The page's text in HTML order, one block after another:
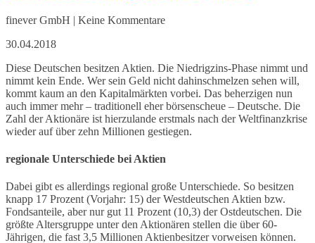
finever GmbH | Keine Kommentare
30.04.2018
Diese Deutschen besitzen Aktien. Die Niedrigzins-Phase nimmt und
nimmt kein Ende. Wer sein Geld nicht dahinschmelzen sehen will,
kommt kaum an den Kapitalmärkten vorbei. Das beherzigen nun
auch immer mehr – traditionell eher börsenscheue – Deutsche. Die
Zahl der Aktionäre ist hierzulande erstmals nach der Weltfinanzkrise
wieder auf über zehn Millionen gestiegen.
regionale Unterschiede bei Aktien
Dabei gibt es allerdings regional große Unterschiede. So besitzen
knapp 17 Prozent (Vorjahr: 15) der Westdeutschen Aktien bzw.
Fondsanteile, aber nur gut 11 Prozent (10,3) der Ostdeutschen. Die
größte Altersgruppe unter den Aktionären stellen die über 60-
Jährigen, die fast 3,5 Millionen Aktienbesitzer vorweisen können.